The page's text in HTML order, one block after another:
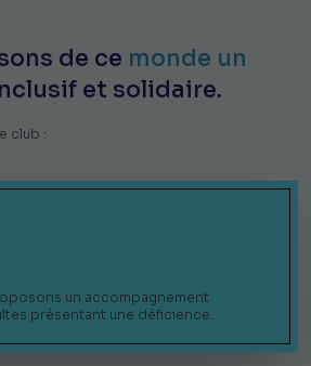
de ce monde un
et solidaire.
club :
un accompagnement
présentant une déficience.